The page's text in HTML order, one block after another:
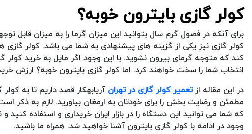
کولر گازی بایترون خوبه؟
برای آنکه در فصول گرم سال بتوانید این میزان گرما را به میزان قابل
کولر گازی نیز یکی از گزینه های پیشنهادی به شما می باشد. کولر
کند که متوجه گرمای بیرون نشوید. با این وجود اگر مایل به خرید
انتخاب شما را سخت خواهند کرد. اما کولر گازی بایترون خوبه؟ ارزش
در این مقاله ازتعمیر کولر گازی در تهران آریابهکار قصد داریم تا به
مطمئن و رضایت بخش را برای خودتان به ارمغان بیاورید. لازم به ذکر
که شما می توانید این دستگاه را در بازار ایران خریداری و استفاده
وجود در ادامه با کولر گازی بایترون آشنا خواهید شد. همراه ما باشید.